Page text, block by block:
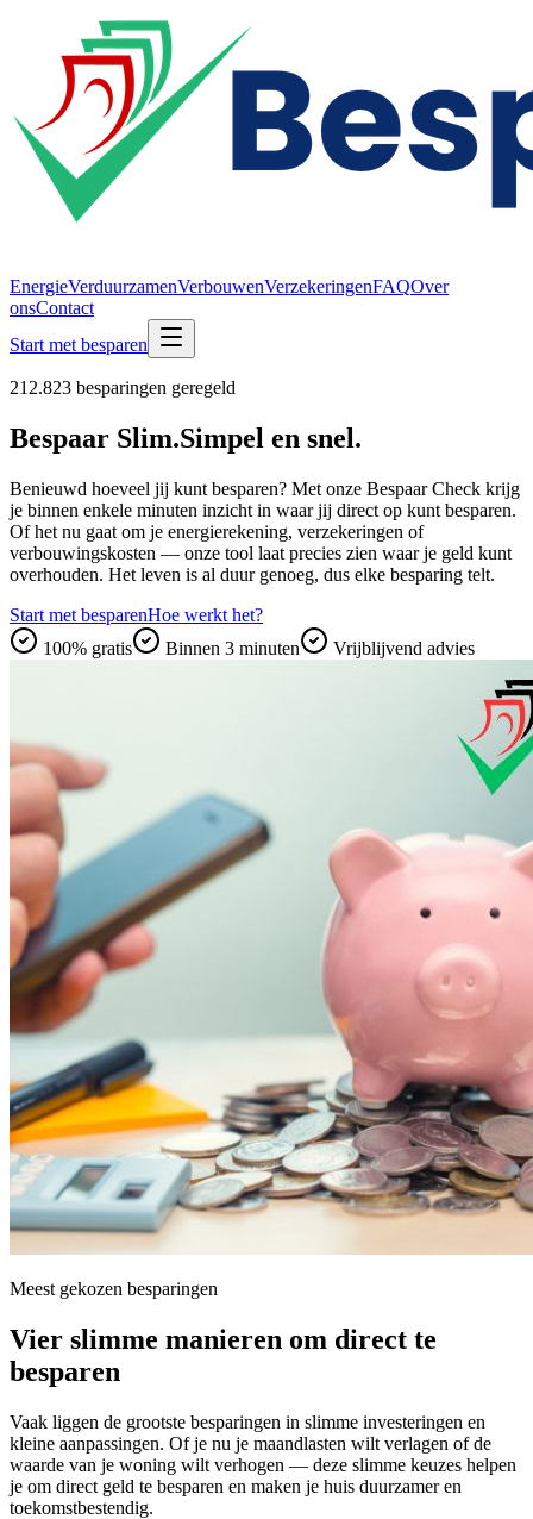
EnergieVerduurzamenVerbouwenVerzekeringenFAQOver
onsContact
Start met besparen
212.823 besparingen geregeld
Bespaar Slim.Simpel en snel.
Benieuwd hoeveel jij kunt besparen? Met onze Bespaar Check krijg
je binnen enkele minuten inzicht in waar jij direct op kunt besparen.
Of het nu gaat om je energierekening, verzekeringen of
verbouwingskosten — onze tool laat precies zien waar je geld kunt
overhouden. Het leven is al duur genoeg, dus elke besparing telt.
Start met besparenHoe werkt het?
100% gratis
Binnen 3 minuten Vrijblijvend advies
Meest gekozen besparingen
Vier slimme manieren om direct te
besparen
Vaak liggen de grootste besparingen in slimme investeringen en
kleine aanpassingen. Of je nu je maandlasten wilt verlagen of de
waarde van je woning wilt verhogen — deze slimme keuzes helpen
je om direct geld te besparen en maken je huis duurzamer en
toekomstbestendig.